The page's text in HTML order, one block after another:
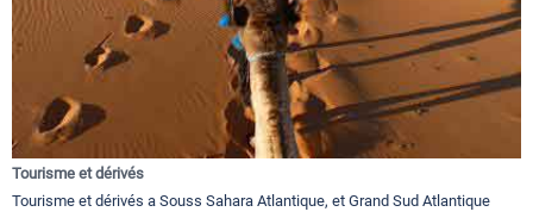
Tourisme et dérivés
Tourisme et dérivés a Souss Sahara Atlantique, et Grand Sud Atlantique